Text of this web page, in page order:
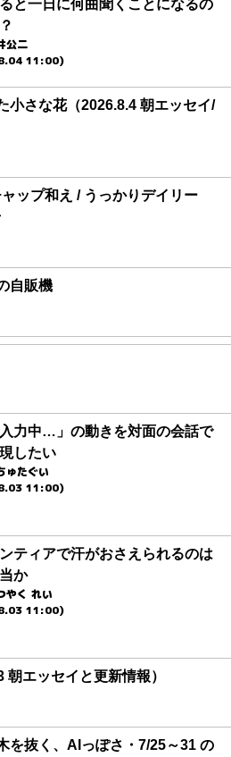
と一日に何曲聞くことになるの
公二
11:00)
小さな花（2026.8.4 朝エッセイ/
ップ和え / うっかりデイリー
自販機
入力中…」の動きを対面の会話で
したい
ゅたぐい
11:00)
ティアで汗がおさえられるのは
か
やく れい
11:00)
エッセイと更新情報）
を抜く、AIっぽさ・7/25～31 の